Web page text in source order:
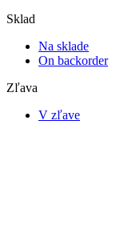
Sklad
Na sklade
On backorder
Zľava
V zľave